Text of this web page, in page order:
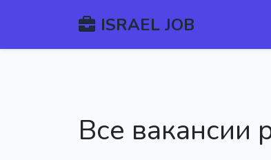
ISRAEL JOB
Все вакансии